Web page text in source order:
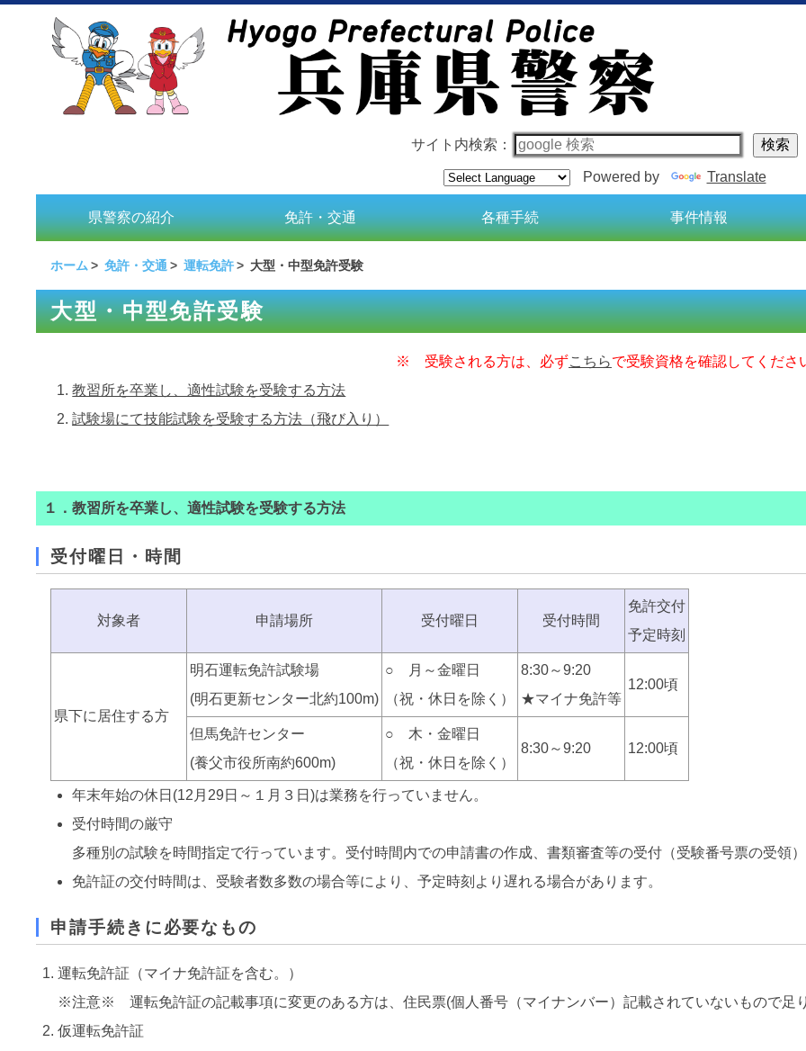
サイト内検索：
Powered by Translate
県警察の紹介 免許・交通 各種手続 事件情報
ホーム 免許・交通 運転免許 大型・中型免許受験
大型・中型免許受験
※ 受験される方は、必ずこちらで受験資格を確認してくださ
教習所を卒業し、適性試験を受験する方法
試験場にて技能試験を受験する方法（飛び入り）
１．教習所を卒業し、適性試験を受験する方法
受付曜日・時間
対象者 申請場所 受付曜日 受付時間
免許交付
予定時刻
県下に居住する方
明石運転免許試験場
(明石更新センター北約100m)
○ 月～金曜日
（祝・休日を除く）
8:30～9:20
★マイナ免許等
12:00頃
但馬免許センター
(養父市役所南約600m)
○ 木・金曜日
（祝・休日を除く）
8:30～9:20 12:00頃
年末年始の休日(12月29日～１月３日)は業務を行っていません。
受付時間の厳守
多種別の試験を時間指定で行っています。受付時間内での申請書の作成、書類審査等の受付（受験番号票の受領
免許証の交付時間は、受験者数多数の場合等により、予定時刻より遅れる場合があります。
申請手続きに必要なもの
運転免許証（マイナ免許証を含む。）
※注意※ 運転免許証の記載事項に変更のある方は、住民票(個人番号（マイナンバー）記載されていないもので足
仮運転免許証